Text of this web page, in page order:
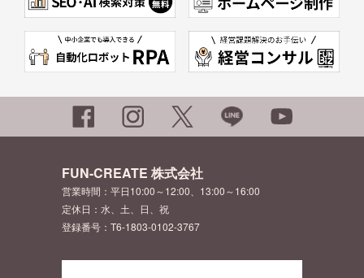
FUN-CREATE 株式会社
営業時間：平日10:00～12:00、13:00～16:00
定休日：水、土、日、祝
登録番号：T6-1803-0102-3767